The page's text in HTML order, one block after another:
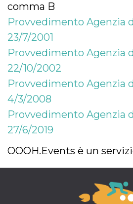
comma B
Provvedimento Agenzia
23/7/2001
Provvedimento Agenzia
22/10/2002
Provvedimento Agenzia
4/3/2008
Provvedimento Agenzia
27/6/2019
OOOH.Events è un